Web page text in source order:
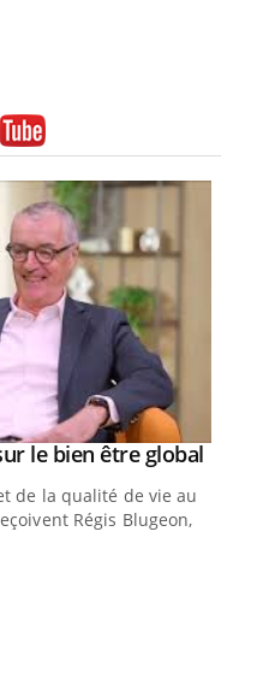
le bien être global
de la qualité de vie au
Régis Blugeon,